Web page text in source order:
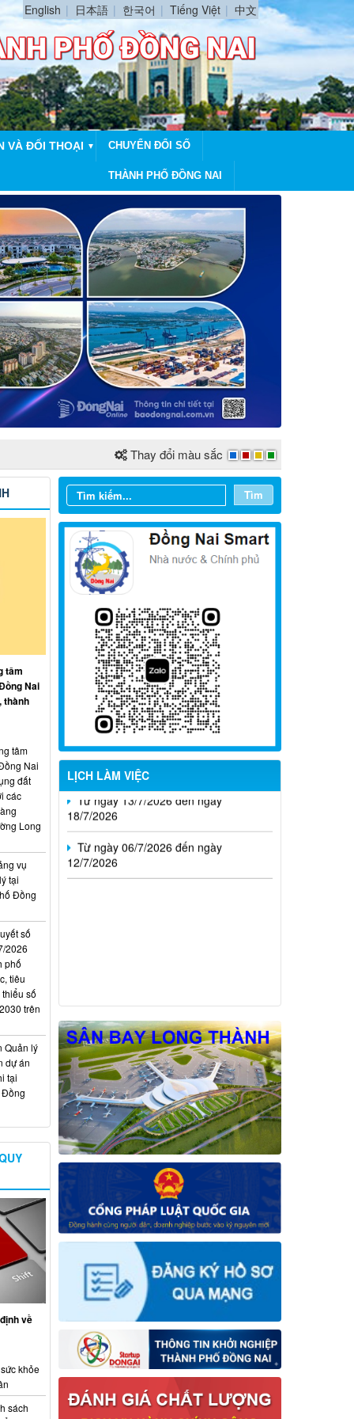
English 日本語 한국어 Tiếng Việt 中文
VÀ ĐỐI THOẠI ▼ CHUYỂN ĐỔI SỐ
THÀNH PHỐ ĐỒNG NAI
Thay đổi màu sắc
Tìm
LỊCH LÀM VIỆC
Từ ngày 03/8/2026 đến ngày
09/8/2026
Từ ngày 27/7/2026 đến ngày
02/8/2026
Từ ngày 20/7/2026 đến ngày
26/7/2026
Từ ngày 13/7/2026 đến ngày
18/7/2026
Từ ngày 06/7/2026 đến ngày
12/7/2026
tâm
Nai
thành
tâm
Nai
đất
các
Long
vụ
tại
Đồng
số
2026
phố
tiêu
số
trên
Quản lý
dự án
tại
Đồng
về
khỏe
sách